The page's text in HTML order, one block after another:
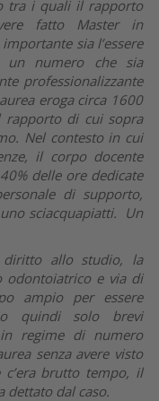
tra i quali il rapporto
fatto Master in
sia l’essere
un numero che sia
professionalizzante
eroga circa 1600
rapporto di cui sopra
Nel contesto in cui
il corpo docente
delle ore dedicate
di supporto,
sciacquapiatti. Un
diritto allo studio, la
odontoiatrico e via di
ampio per essere
quindi solo brevi
regime di numero
senza avere visto
brutto tempo, il
dettato dal caso.